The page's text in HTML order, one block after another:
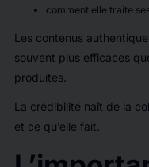
comment elle traite
Les contenus
souvent plus efficaces
produites.
La crédibilité naît de la
et ce qu’elle fait.